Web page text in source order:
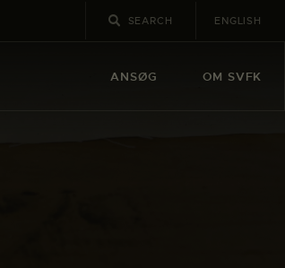
ENGLISH
ANSØG OM SVFK